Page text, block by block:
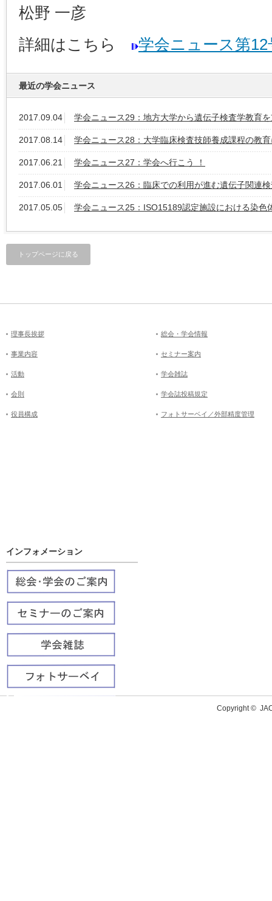
松野 一彦
詳細はこちら
学会ニュース第12
最近の学会ニュース
2017.09.04 学会ニュース29：地方大学から遺伝子検査学教育
2017.08.14 学会ニュース28：大学臨床検査技師養成課程の教
2017.06.21 学会ニュース27：学会へ行こう ！
2017.06.01 学会ニュース26：臨床での利用が進む遺伝子関連
2017.05.05 学会ニュース25：ISO15189認定施設における染色
トップページに戻る
理事長挨拶
事業内容
活動
会則
役員構成
総会・学会情報
セミナー案内
学会雑誌
学会誌投稿規定
フォトサーベイ／外部精度管理
インフォメーション
Copyright ©